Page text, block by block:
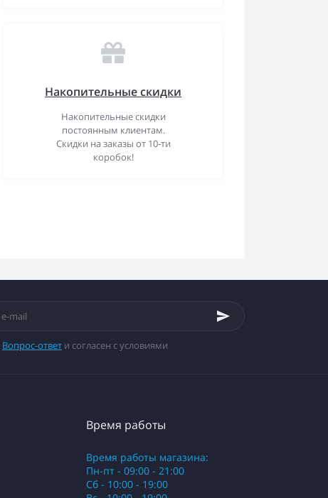
Накопительные скидки
Накопительные скидки
постоянным клиентам.
Скидки на заказы от 10-ти
коробок!
Вопрос-ответ и согласен с условиями
Время работы
Время работы магазина:
Пн-пт - 09:00 - 21:00
Сб - 10:00 - 19:00